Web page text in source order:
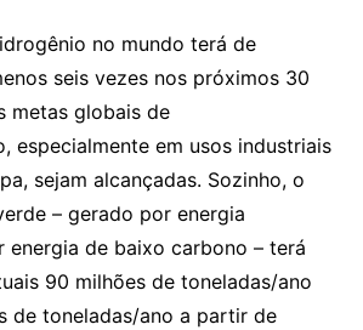
no mundo terá de
seis vezes nos próximos 30
metas globais de
especialmente em usos industriais
sejam alcançadas. Sozinho, o
– gerado por energia
energia de baixo carbono – terá
90 milhões de toneladas/ano
de toneladas/ano a partir de